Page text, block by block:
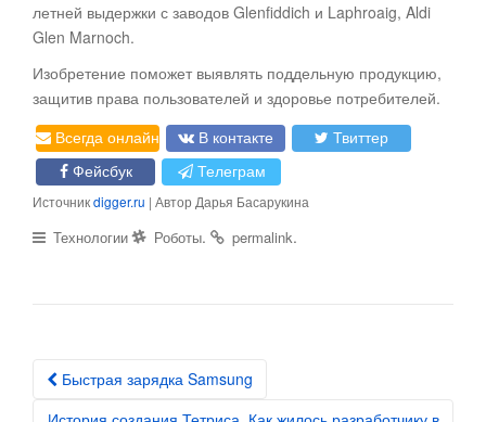
летней выдержки с заводов Glenfiddich и Laphroaig, Aldi
Glen Marnoch.
Изобретение поможет выявлять поддельную продукцию,
защитив права пользователей и здоровье потребителей.
Всегда онлайн
В контакте
Твиттер
Фейсбук
Телеграм
Источникdigger.ru | Автор Дарья Басарукина
Технологии Роботы. permalink.
Post navigation
Быстрая зарядка Samsung